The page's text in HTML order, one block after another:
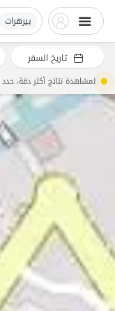
بیرهرات
تاريخ السفر
لمشاهدة نتائج أكثر دقة، حدد